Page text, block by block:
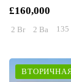
£160,000
2 Br 2 Ba 135